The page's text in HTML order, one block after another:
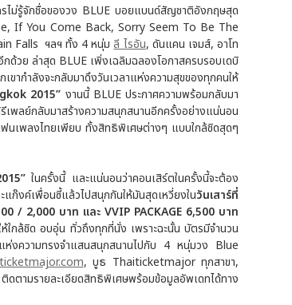
ไม่รู้จักชื่อของวง BLUE บอยแบนด์สัญชาติอังกฤษสุด
If You Come Back, Sorry Seem To Be The
Falls ฯลฯ ทั้ง 4 หนุ่มลี ไรอัน, ดันแคน เจมส์, อาโท
ด้วย ล่าสุด BLUE เพิ่งเฉลิมฉลองโอกาสครบรอบเดบิ
กำลังจะกลับมาดึงวันเวลาแห่งความสุขของทุกคนให้
2015” งานนี้ BLUE ประกาศความพร้อมกลับมา
เพลย์กลับมาสร้างความสนุกสนานอีกครั้งอย่างแน่นอน
เพลงไทยเพียบ ทั้งสิทธิพิเศษต่างๆ แบบใกล้ชิดสุดๆ
ในครั้งนี้ และแน่นอนว่าคอนเสิร์ตในครั้งนี้จะต้อง
ก๊งค์เพื่อนซี้แล้วไปสนุกกันให้มันสุดเหวี่ยงในวันเสาร์ที่
/ 2,000 บาท และ VVIP PACKAGE 6,500 บาท
กล้ชิด อบอุ่น ทั่วถึงทุกที่นั่ง เพราะฉะนั้น บัตรมีจำนวน
ห่งความทรงจำแสนสนุกสนานไปกับ 4 หนุ่มวง Blue
, บูธ Thaiticketmajor ทุกสาขา,
รายละเอียดสิทธิพิเศษพร้อมข้อมูลอัพเดทได้ทาง